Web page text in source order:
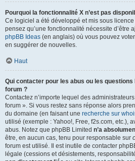
Pourquoi la fonctionnalité X n’est pas
Ce logiciel a été développé et mis sous
pensez qu’une fonctionnalité nécessite d’être
phpBB Ideas (en anglais) où vous pouvez
en suggérer de nouvelles.
Haut
Qui contacter pour les abus ou les
forum ?
Contactez n’importe lequel des
forum ». Si vous restez sans réponse alors
du domaine (en faisant une recherche sur
utilisé (exemple : Yahoo!, Free, f2s.com, etc.),
abus. Notez que phpBB Limited n’a
être, en aucun cas, tenu pour responsable sur
forum est utilisé. Il est inutile de contacter
légale (cessions et désistements,